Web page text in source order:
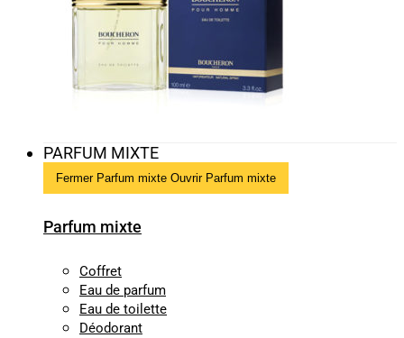
PARFUM MIXTE
Fermer Parfum mixte Ouvrir Parfum mixte
Parfum mixte
Coffret
Eau de parfum
Eau de toilette
Déodorant